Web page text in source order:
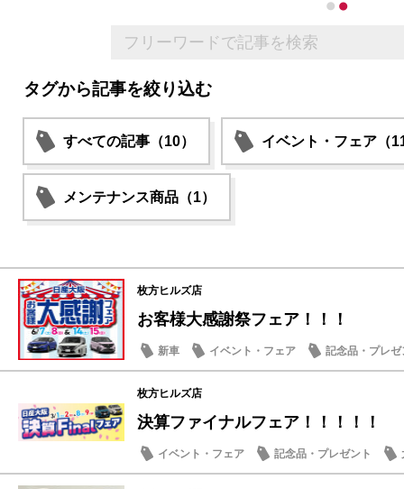
タグから記事を絞り込む
すべての記事（10） イベント・フェア（
メンテナンス商品（1）
枚方ヒルズ店
お客様大感謝祭フェア！！！
新車 イベント・フェア 記念品・プレゼ
枚方ヒルズ店
決算ファイナルフェア！！！！！
イベント・フェア 記念品・プレゼント